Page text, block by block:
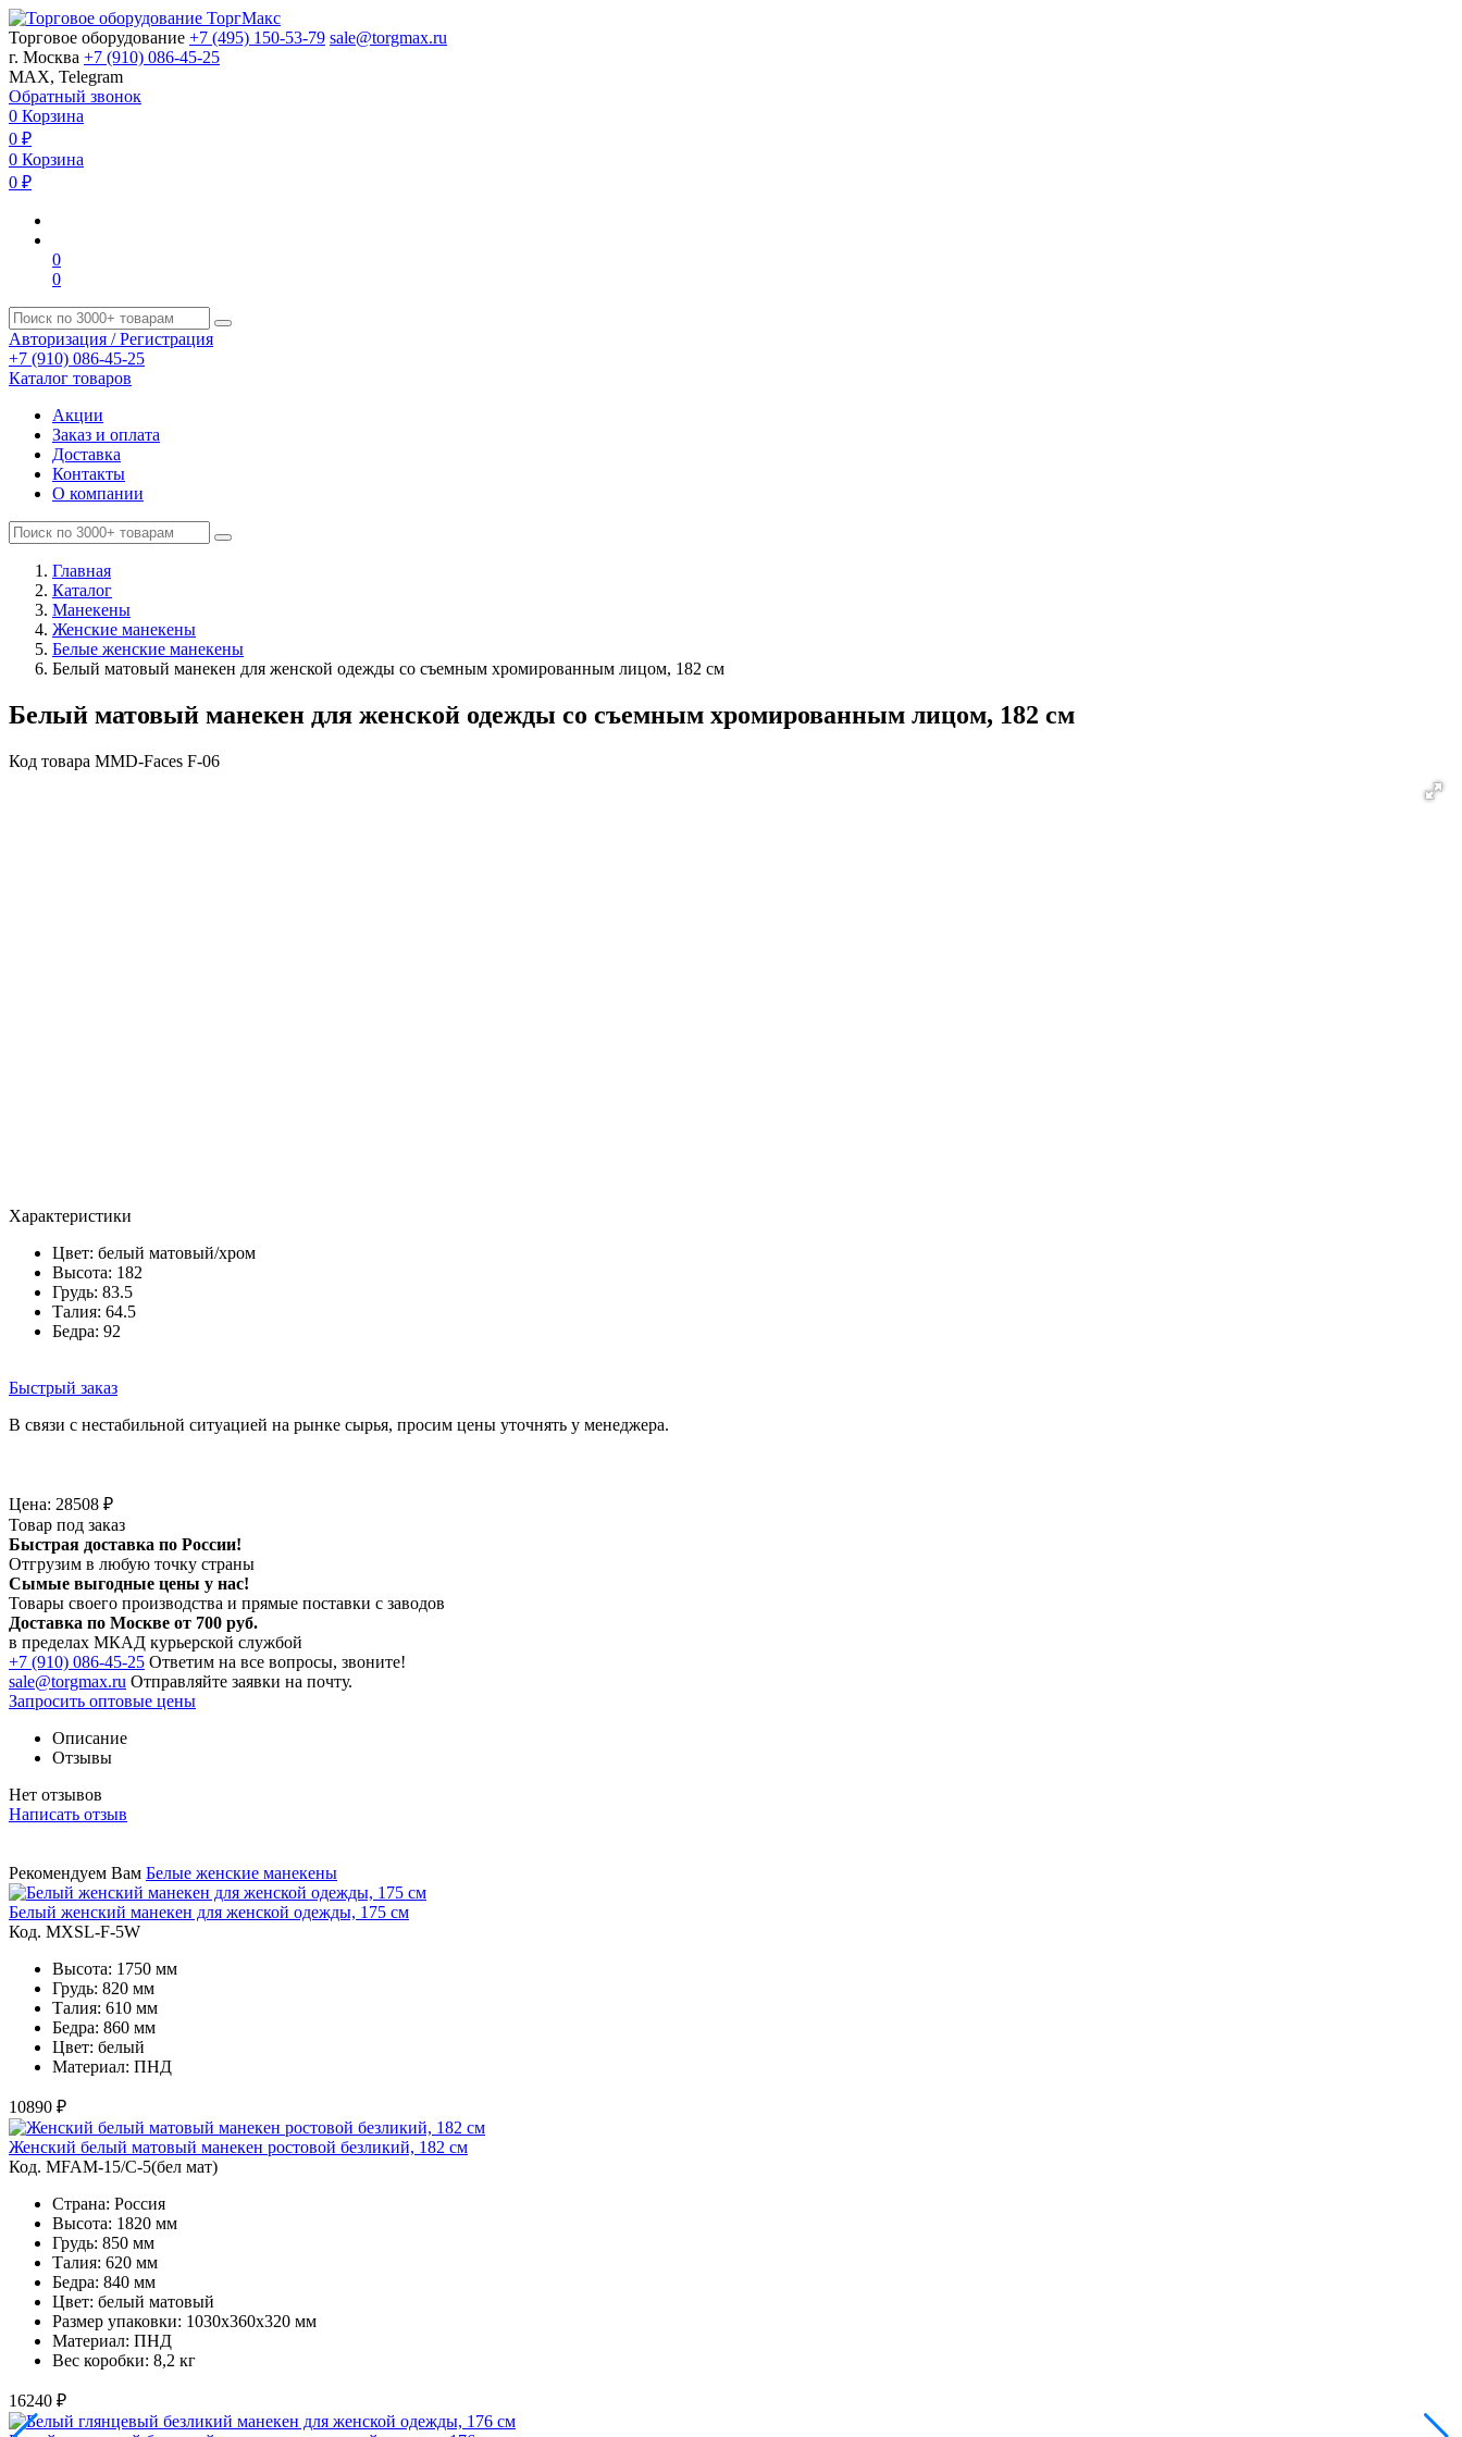
Торговое оборудование +7 (495) 150-53-79 sale@torgmax.ru
г. Москва +7 (910) 086-45-25
MAX, Telegram
Обратный звонок
0 Корзина
0 ₽
0 Корзина
0 ₽
0
0
Авторизация / Регистрация
+7 (910) 086-45-25
Каталог товаров
Акции
Заказ и оплата
Доставка
Контакты
О компании
Главная
Каталог
Манекены
Женские манекены
Белые женские манекены
Белый матовый манекен для женской одежды со съемным хромированным лицом, 182 см
Белый матовый манекен для женской одежды со съемным хромированным лицом, 182 см
Код товара MMD-Faces F-06
Характеристики
Цвет: белый матовый/хром
Высота: 182
Грудь: 83.5
Талия: 64.5
Бедра: 92
Быстрый заказ
В связи с нестабильной ситуацией на рынке сырья, просим цены уточнять у менеджера.
Цена: 28508 ₽
Товар под заказ
Быстрая доставка по России!
Отгрузим в любую точку страны
Сымые выгодные цены у нас!
Товары своего производства и прямые поставки с заводов
Доставка по Москве от 700 руб.
в пределах МКАД курьерской службой
+7 (910) 086-45-25 Ответим на все вопросы, звоните!
sale@torgmax.ru Отправляйте заявки на почту.
Запросить оптовые цены
Описание
Отзывы
Нет отзывов
Написать отзыв
Рекомендуем Вам Белые женские манекены
Белый женский манекен для женской одежды, 175 см
Код. MXSL-F-5W
Высота: 1750 мм
Грудь: 820 мм
Талия: 610 мм
Бедра: 860 мм
Цвет: белый
Материал: ПНД
10890 ₽
Женский белый матовый манекен ростовой безликий, 182 см
Код. MFAM-15/C-5(бел мат)
Страна: Россия
Высота: 1820 мм
Грудь: 850 мм
Талия: 620 мм
Бедра: 840 мм
Цвет: белый матовый
Размер упаковки: 1030х360х320 мм
Материал: ПНД
Вес коробки: 8,2 кг
16240 ₽